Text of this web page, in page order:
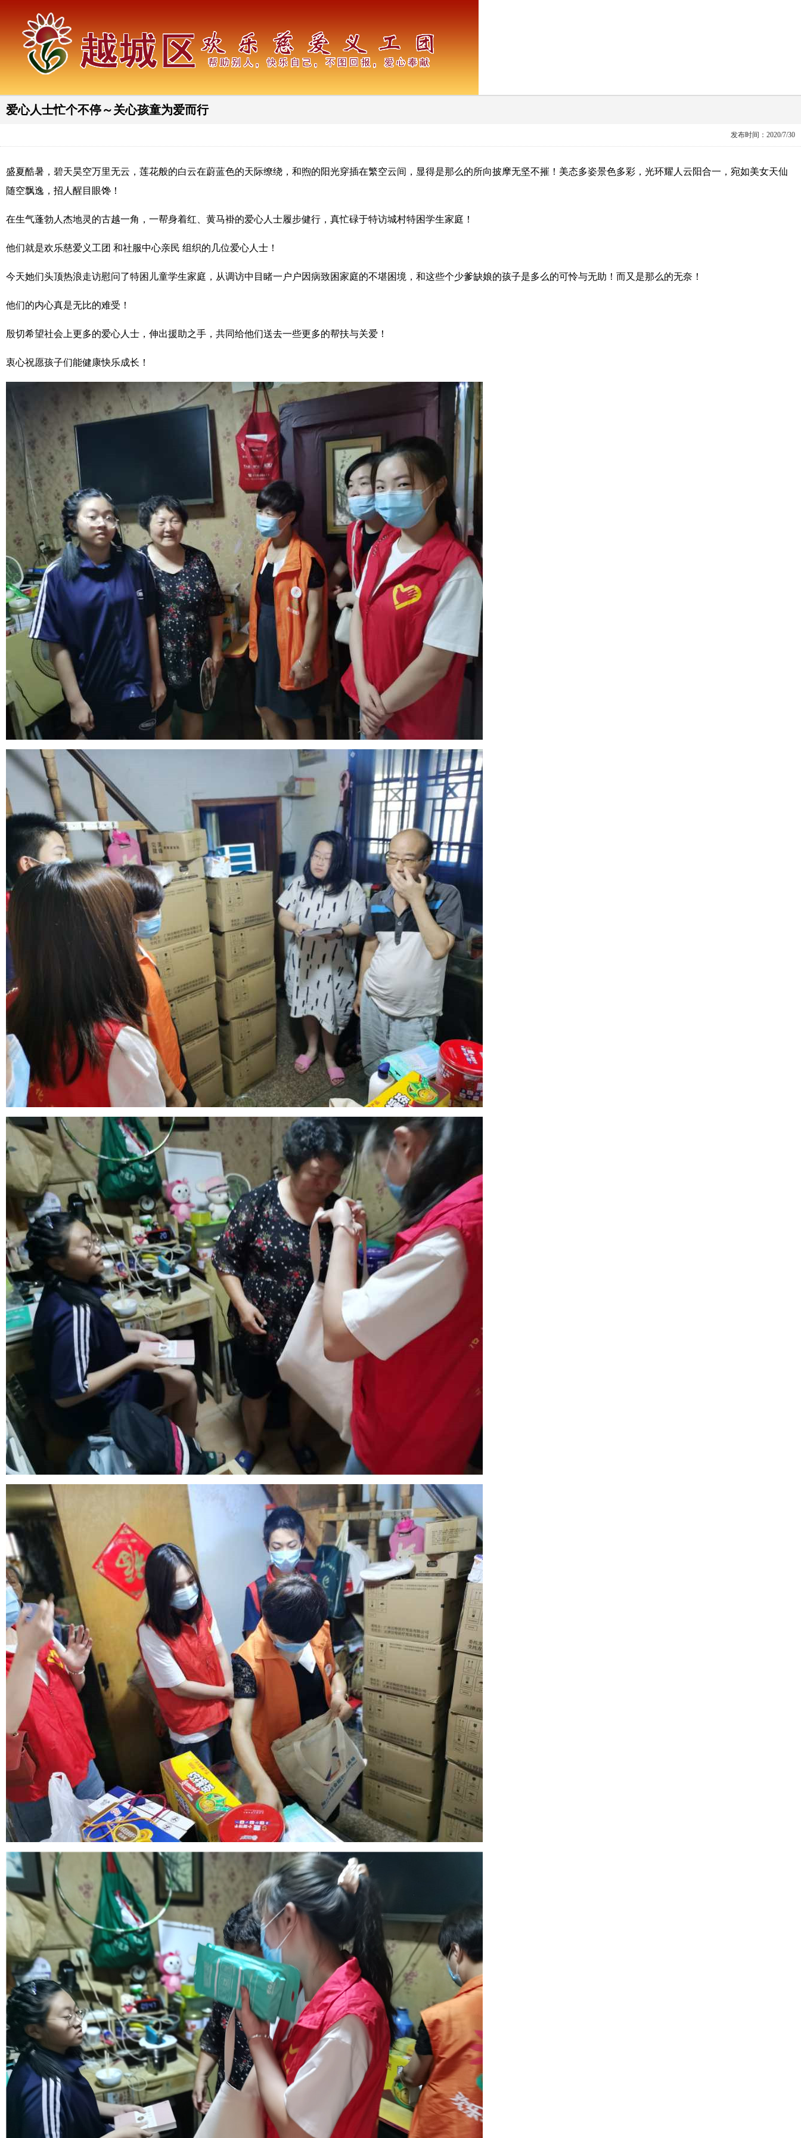
爱心人士忙个不停～关心孩童为爱而行
发布时间：2020/7/30
盛夏酷暑，碧天昊空万里无云，莲花般的白云在蔚蓝色的天际缭绕，和煦的阳光穿插在繁空云间，显得是那么的所向披摩无坚不摧！美态多姿景色多彩，光环耀人云阳合一，宛如美女天仙
随空飘逸，招人醒目眼馋！
在生气蓬勃人杰地灵的古越一角，一帮身着红、黄马褂的爱心人士履步健行，真忙碌于特访城村特困学生家庭！
他们就是欢乐慈爱义工团 和社服中心亲民 组织的几位爱心人士！
今天她们头顶热浪走访慰问了特困儿童学生家庭，从调访中目睹一户户因病致困家庭的不堪困境，和这些个少爹缺娘的孩子是多么的可怜与无助！而又是那么的无奈！
他们的内心真是无比的难受！
殷切希望社会上更多的爱心人士，伸出援助之手，共同给他们送去一些更多的帮扶与关爱！
衷心祝愿孩子们能健康快乐成长！